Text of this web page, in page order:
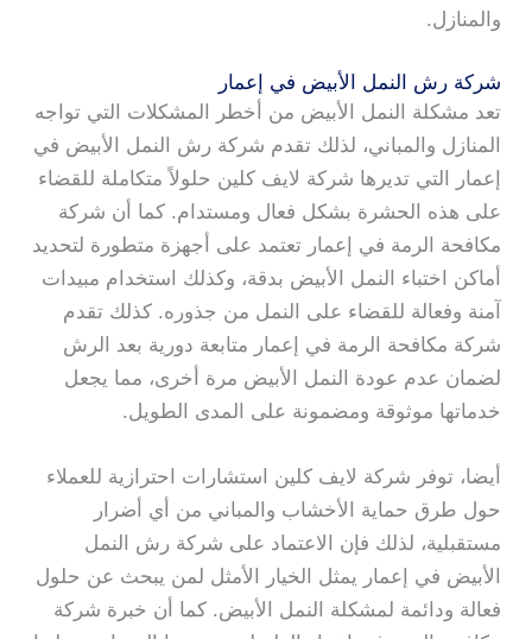
والمنازل.
شركة رش النمل الأبيض في إعمار
تعد مشكلة النمل الأبيض من أخطر المشكلات التي تواجه
المنازل والمباني، لذلك تقدم شركة رش النمل الأبيض في
إعمار التي تديرها شركة لايف كلين حلولاً متكاملة للقضاء
على هذه الحشرة بشكل فعال ومستدام. كما أن شركة
مكافحة الرمة في إعمار تعتمد على أجهزة متطورة لتحديد
أماكن اختباء النمل الأبيض بدقة، وكذلك استخدام مبيدات
آمنة وفعالة للقضاء على النمل من جذوره. كذلك تقدم
شركة مكافحة الرمة في إعمار متابعة دورية بعد الرش
لضمان عدم عودة النمل الأبيض مرة أخرى، مما يجعل
خدماتها موثوقة ومضمونة على المدى الطويل.
أيضا، توفر شركة لايف كلين استشارات احترازية للعملاء
حول طرق حماية الأخشاب والمباني من أي أضرار
مستقبلية، لذلك فإن الاعتماد على شركة رش النمل
الأبيض في إعمار يمثل الخيار الأمثل لمن يبحث عن حلول
فعالة ودائمة لمشكلة النمل الأبيض. كما أن خبرة شركة